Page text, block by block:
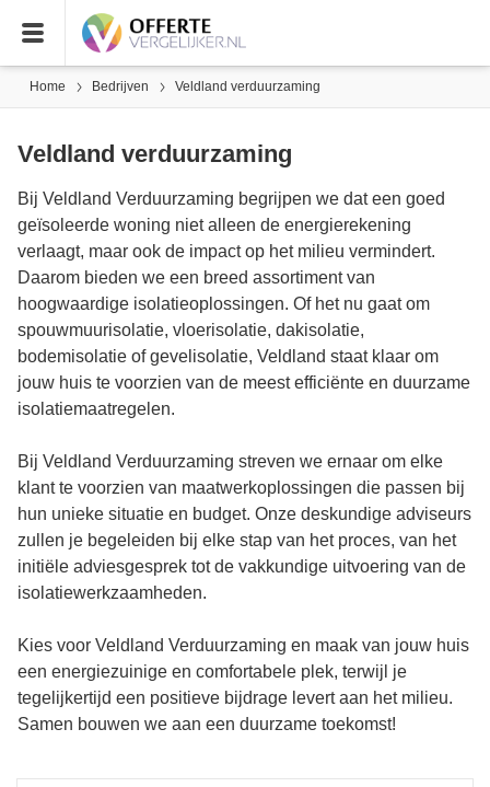
Home Bedrijven Veldland verduurzaming
Veldland verduurzaming
Bij Veldland Verduurzaming begrijpen we dat een goed
geïsoleerde woning niet alleen de energierekening
verlaagt, maar ook de impact op het milieu vermindert.
Daarom bieden we een breed assortiment van
hoogwaardige isolatieoplossingen. Of het nu gaat om
spouwmuurisolatie, vloerisolatie, dakisolatie,
bodemisolatie of gevelisolatie, Veldland staat klaar om
jouw huis te voorzien van de meest efficiënte en duurzame
isolatiemaatregelen.
Bij Veldland Verduurzaming streven we ernaar om elke
klant te voorzien van maatwerkoplossingen die passen bij
hun unieke situatie en budget. Onze deskundige adviseurs
zullen je begeleiden bij elke stap van het proces, van het
initiële adviesgesprek tot de vakkundige uitvoering van de
isolatiewerkzaamheden.
Kies voor Veldland Verduurzaming en maak van jouw huis
een energiezuinige en comfortabele plek, terwijl je
tegelijkertijd een positieve bijdrage levert aan het milieu.
Samen bouwen we aan een duurzame toekomst!